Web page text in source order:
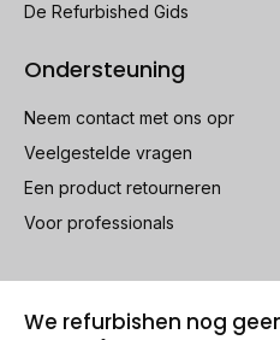
De Refurbished Gids
Ondersteuning
Neem contact met ons opr
Veelgestelde vragen
Een product retourneren
Voor professionals
100% beveiligde betaling